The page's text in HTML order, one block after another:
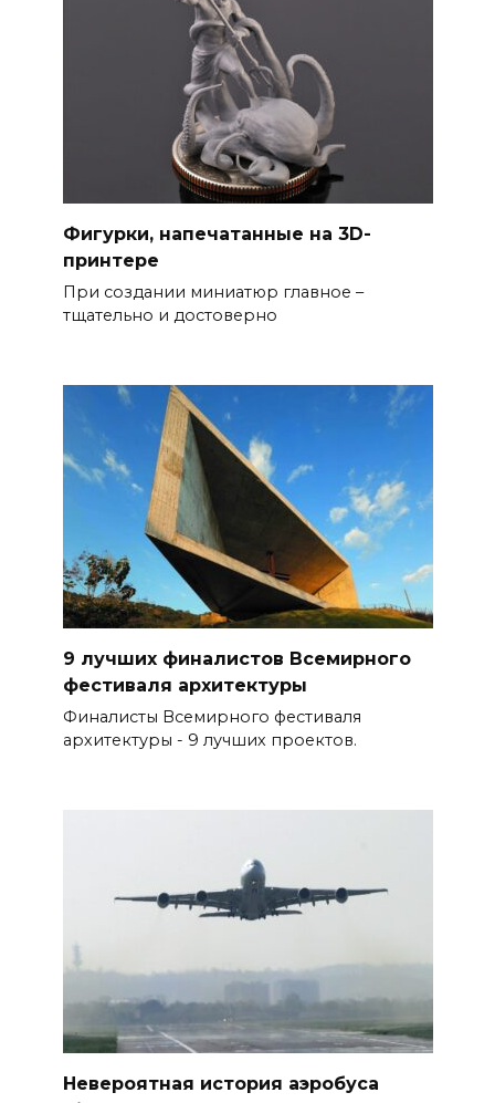
Фигурки, напечатанные на 3D-
принтере
При создании миниатюр главное –
тщательно и достоверно
9 лучших финалистов Всемирного
фестиваля архитектуры
Финалисты Всемирного фестиваля
архитектуры - 9 лучших проектов.
Невероятная история аэробуса